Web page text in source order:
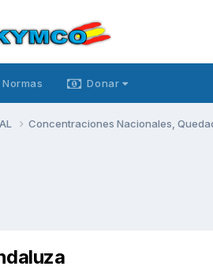
Normas Donar
Concentraciones Nacionales,